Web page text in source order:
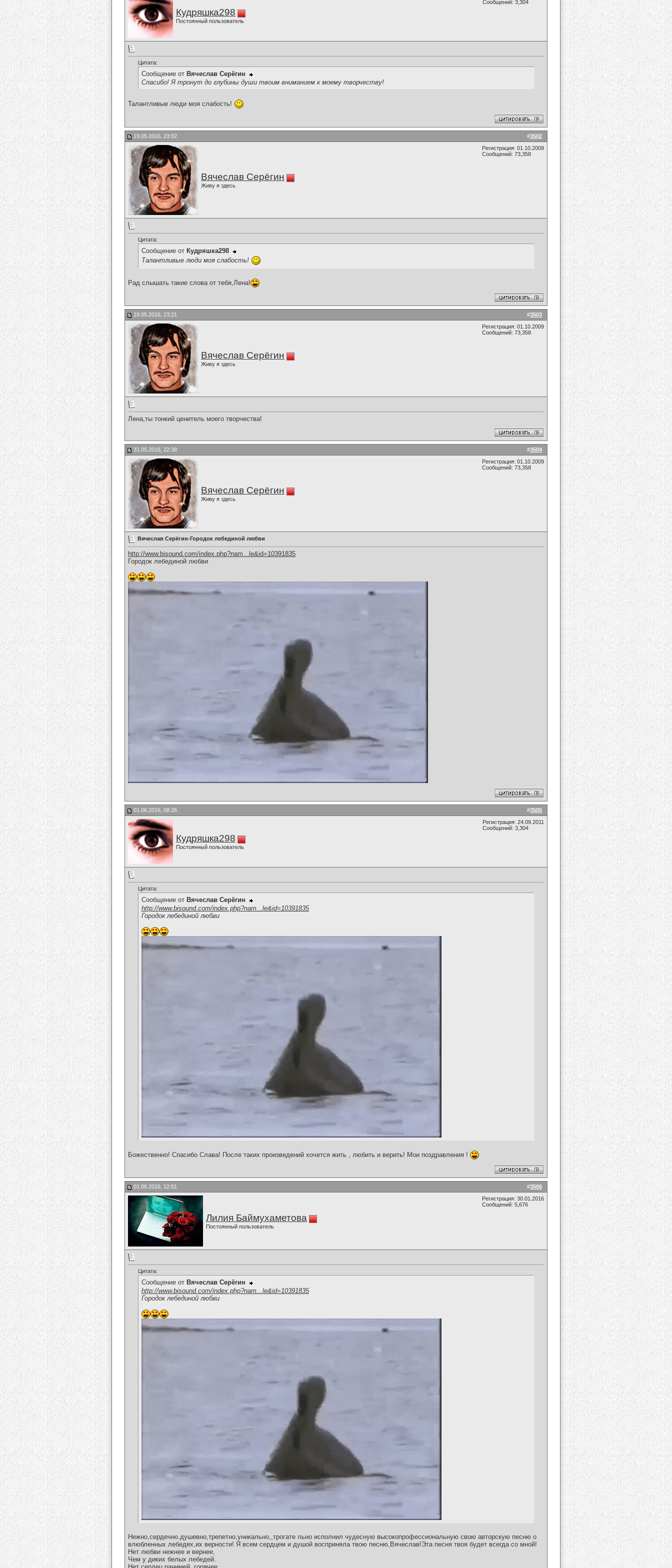
Кудряшка298
Постоянный пользователь
Сообщений: 3,304
Цитата:
Сообщение от Вячеслав Серёгин
Спасибо! Я тронут до глубины души твоим вниманием к моему творчеству!
Талантливые люди моя слабость!
#3502
19.05.2016, 23:02
Вячеслав Серёгин
Живу я здесь
Регистрация: 01.10.2009
Сообщений: 73,358
Цитата:
Сообщение от Кудряшка298
Талантливые люди моя слабость!
Рад слышать такие слова от тебя,Лена!
#3503
19.05.2016, 23:21
Вячеслав Серёгин
Живу я здесь
Регистрация: 01.10.2009
Сообщений: 73,358
Лена,ты тонкий ценитель моего творчества!
#3504
31.05.2016, 22:38
Вячеслав Серёгин
Живу я здесь
Регистрация: 01.10.2009
Сообщений: 73,358
Вячеслав Серёгин-Городок лебединой любви
http://www.bisound.com/index.php?nam...le&id=10391835
Городок лебединой любви
#3505
01.06.2016, 08:26
Кудряшка298
Постоянный пользователь
Регистрация: 24.09.2011
Сообщений: 3,304
Цитата:
Сообщение от Вячеслав Серёгин
http://www.bisound.com/index.php?nam...le&id=10391835
Городок лебединой любви
Божественно! Спасибо Слава! После таких произведений хочется жить , любить и верить! Мои поздравления !
#3506
01.06.2016, 12:51
Лилия Баймухаметова
Постоянный пользователь
Регистрация: 30.01.2016
Сообщений: 5,676
Цитата:
Сообщение от Вячеслав Серёгин
http://www.bisound.com/index.php?nam...le&id=10391835
Городок лебединой любви
Нежно,сердечно.душевно,трепетно,уникально,,трогате льно исполнил чудесную высокопрофессиональную свою авторскую песню о
влюбленных лебедях,их верности! Я всем сердцем и душой восприняла твою песню,Вячеслав!Эта песня твоя будет всегда со мной!
Нет любви нежнее и вернее,
Чем у диких белых лебедей.